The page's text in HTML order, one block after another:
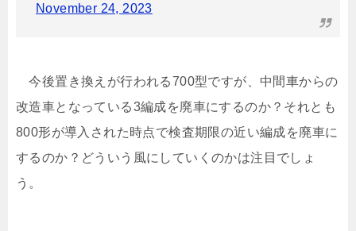
November 24, 2023
今後置き換えが行われる700型ですが、中間車からの
改造車となっている3編成を廃車にするのか？それとも
800形が導入された時点で検査期限の近い編成を廃車に
するのか？どういう風にしていくのかは注目でしょ
う。